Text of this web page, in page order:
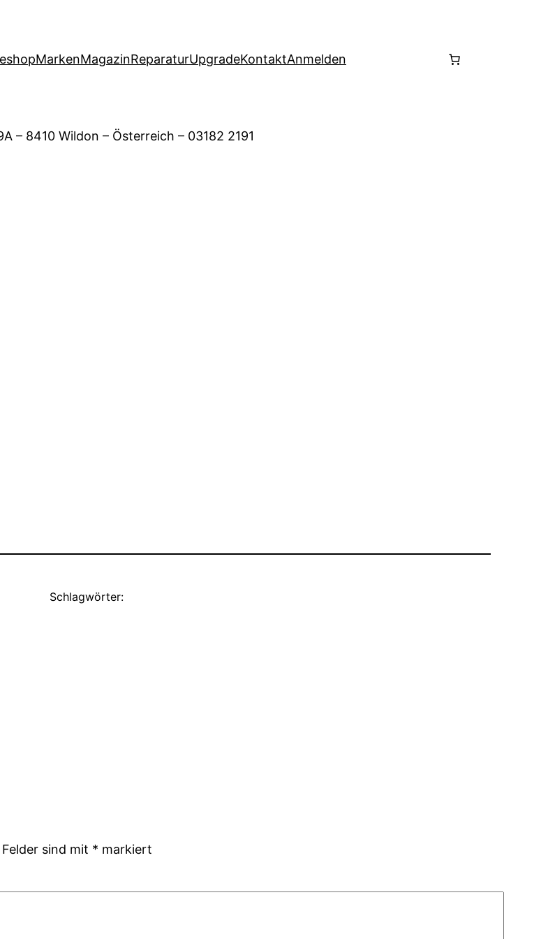
MarkenMagazinReparaturUpgradeKontaktAnmelden
– 8410 Wildon – Österreich – 03182 2191
Schlagwörter:
sind mit * markiert